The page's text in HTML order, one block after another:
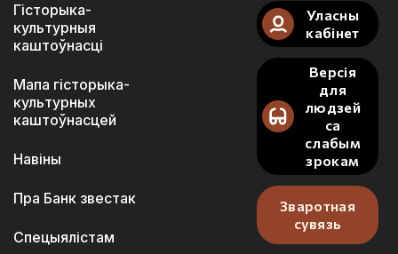
Гісторыка-
культурныя
каштоўнасці
Мапа гісторыка-
культурных
каштоўнасцей
Навіны
Пра Банк звестак
Спецыялістам
Уласны
кабінет
Версія
для
людзей
са
слабым
зрокам
Зваротная
сувязь